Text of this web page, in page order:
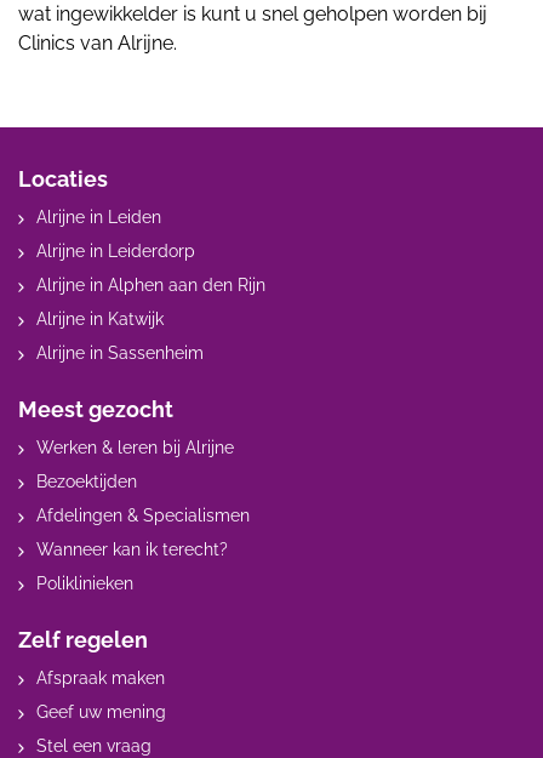
wat ingewikkelder is kunt u snel geholpen worden bij
Clinics van Alrijne.
Locaties
Alrijne in Leiden
Alrijne in Leiderdorp
Alrijne in Alphen aan den Rijn
Alrijne in Katwijk
Alrijne in Sassenheim
Meest gezocht
Werken & leren bij Alrijne
Bezoektijden
Afdelingen & Specialismen
Wanneer kan ik terecht?
Poliklinieken
Zelf regelen
Afspraak maken
Geef uw mening
Stel een vraag